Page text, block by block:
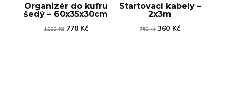
Organizér do kufru
šedý – 60x35x30cm
1.030Kč Původní
770 KčAktuální
Startovací kabely –
2x3m
750Kč Původní
360 KčAktuální